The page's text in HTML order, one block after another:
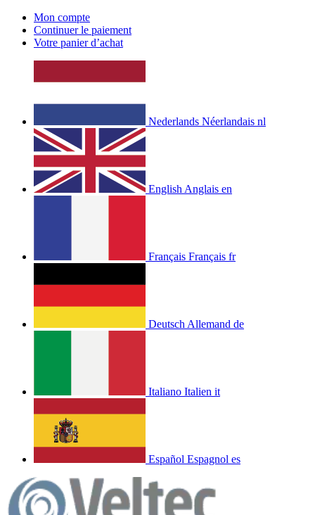
Mon compte
Continuer le paiement
Votre panier d’achat
Nederlands Néerlandais nl
English Anglais en
Français Français fr
Deutsch Allemand de
Italiano Italien it
Español Espagnol es